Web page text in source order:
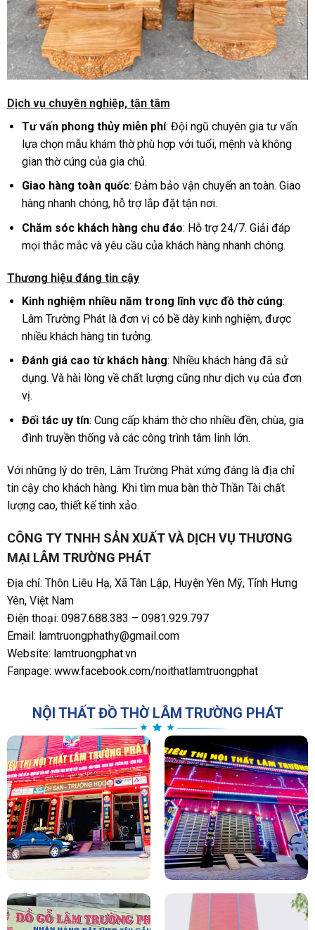
Dịch vụ chuyên nghiệp, tận tâm
Tư vấn phong thủy miễn phí: Đội ngũ chuyên gia tư vấn
lựa chọn mẫu khám thờ phù hợp với tuổi, mệnh và không
gian thờ cúng của gia chủ.
Giao hàng toàn quốc: Đảm bảo vận chuyển an toàn. Giao
hàng nhanh chóng, hỗ trợ lắp đặt tận nơi.
Chăm sóc khách hàng chu đáo: Hỗ trợ 24/7. Giải đáp
mọi thắc mắc và yêu cầu của khách hàng nhanh chóng.
Thương hiệu đáng tin cậy
Kinh nghiệm nhiều năm trong lĩnh vực đồ thờ cúng:
Lâm Trường Phát là đơn vị có bề dày kinh nghiệm, được
nhiều khách hàng tin tưởng.
Đánh giá cao từ khách hàng: Nhiều khách hàng đã sử
dụng. Và hài lòng về chất lượng cũng như dịch vụ của đơn
vị.
Đối tác uy tín: Cung cấp khám thờ cho nhiều đền, chùa, gia
đình truyền thống và các công trình tâm linh lớn.
Với những lý do trên, Lâm Trường Phát xứng đáng là địa chỉ
tin cậy cho khách hàng. Khi tìm mua bàn thờ Thần Tài chất
lượng cao, thiết kế tinh xảo.
CÔNG TY TNHH SẢN XUẤT VÀ DỊCH VỤ THƯƠNG
MẠI LÂM TRƯỜNG PHÁT
Địa chỉ: Thôn Liêu Hạ, Xã Tân Lập, Huyện Yên Mỹ, Tỉnh Hưng
Yên, Việt Nam
Điện thoại: 0987.688.383 – 0981.929.797
Email: lamtruongphathy@gmail.com
Website: lamtruongphat.vn
Fanpage: www.facebook.com/noithatlamtruongphat
NỘI THẤT ĐỒ THỜ LÂM TRƯỜNG PHÁT